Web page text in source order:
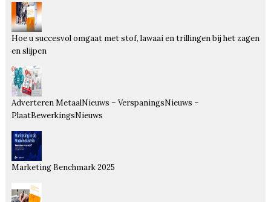
Hoe u succesvol omgaat met stof, lawaai en trillingen bij het zagen
en slijpen
Adverteren MetaalNieuws – VerspaningsNieuws –
PlaatBewerkingsNieuws
Marketing Benchmark 2025